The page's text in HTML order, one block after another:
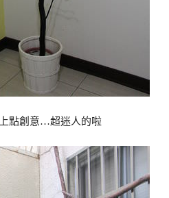
點創意…超迷人的啦